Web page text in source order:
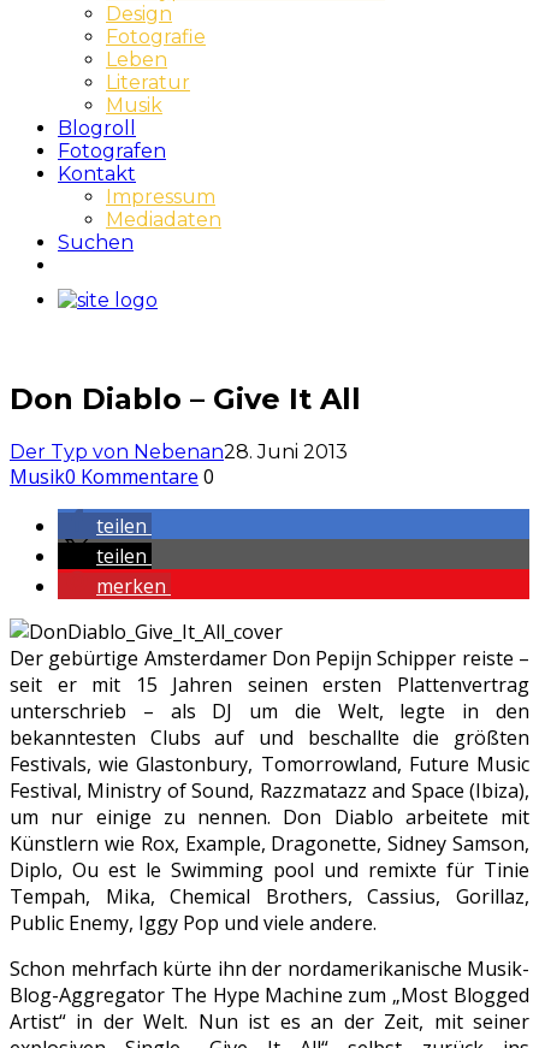
Design
Fotografie
Leben
Literatur
Musik
Blogroll
Fotografen
Kontakt
Impressum
Mediadaten
Suchen
Don Diablo – Give It All
Der Typ von Nebenan28. Juni 2013
Musik0 Kommentare 0
teilen
teilen
merken
Der gebürtige Amsterdamer Don Pepijn Schipper reiste –
seit er mit 15 Jahren seinen ersten Plattenvertrag
unterschrieb – als DJ um die Welt, legte in den
bekanntesten Clubs auf und beschallte die größten
Festivals, wie Glastonbury, Tomorrowland, Future Music
Festival, Ministry of Sound, Razzmatazz and Space (Ibiza),
um nur einige zu nennen. Don Diablo arbeitete mit
Künstlern wie Rox, Example, Dragonette, Sidney Samson,
Diplo, Ou est le Swimming pool und remixte für Tinie
Tempah, Mika, Chemical Brothers, Cassius, Gorillaz,
Public Enemy, Iggy Pop und viele andere.
Schon mehrfach kürte ihn der nordamerikanische Musik-
Blog-Aggregator The Hype Machine zum „Most Blogged
Artist“ in der Welt. Nun ist es an der Zeit, mit seiner